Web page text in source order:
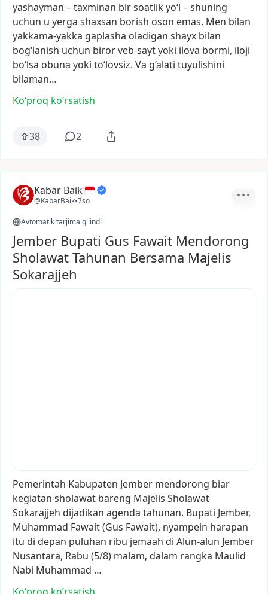
yashayman –taxminan birsoatlikyo‘l –shuning
uchun u yerga shaxsan borish oson emas. Men bilan
yakkama-yakka gaplasha oladigan shayx bilan
bog‘lanish uchun birorveb-saytyoki ilova bormi, iloji
bo‘lsa obuna yoki to‘lovsiz. Va g‘alati tuyulishini
bilaman…
Ko‘proq koʻrsatish
38 2
Kabar Baik
@KabarBaik•7so
Avtomatik tarjima qilindi
Jember Bupati Gus Fawait Mendorong
Sholawat Tahunan Bersama Majelis
Sokarajjeh
Pemerintah Kabupaten Jember mendorong biar
kegiatan sholawat bareng Majelis Sholawat
Sokarajjeh dijadikan agenda tahunan. Bupati Jember,
Muhammad Fawait(Gus Fawait), nyampein harapan
itu di depan puluhan ribu jemaah di Alun-alun Jember
Nusantara, Rabu (5/8) malam, dalam rangka Maulid
Nabi Muhammad …